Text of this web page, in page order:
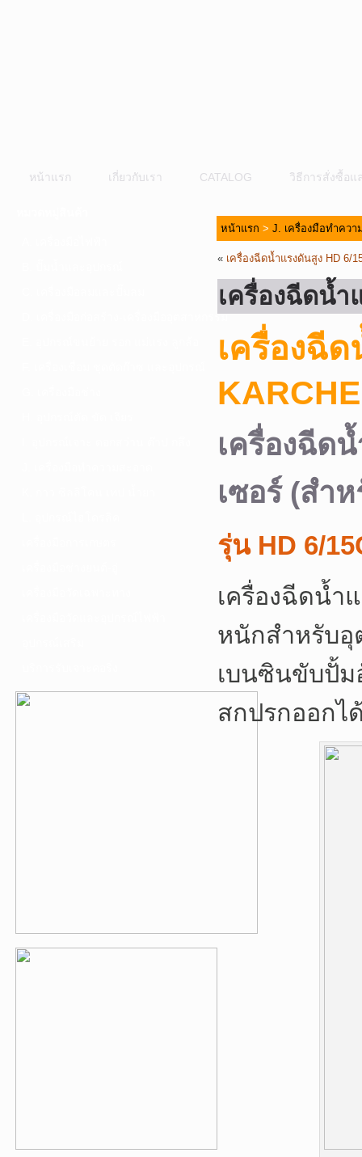
หน้าแรก เกี่ยวกับเรา CATALOG วิธีการสั่งซื้อแ
D. เครื่องมือก่อสร้าง-เครื่องมืออุตสาหกรรม
หน้าแรก > J. เครื่องมือทำควา
« เครื่องฉีดน้ำแรงดันสูง HD 6/
เครื่องฉีดน้ำ
เครื่องฉี
เครื่องฉีด
เซอร์ (สำ
รุ่น HD 6/
เครื่องฉีดน้ำ
หนักสำหรับอุ
เบนซินขับปั้ม
สกปรกออกไ